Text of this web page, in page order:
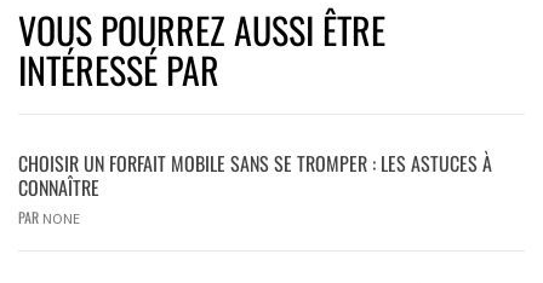
VOUS POURREZ AUSSI ÊTRE
INTÉRESSÉ PAR
CHOISIR UN FORFAIT MOBILE SANS SE TROMPER : LES ASTUCES À
CONNAÎTRE
PAR NONE